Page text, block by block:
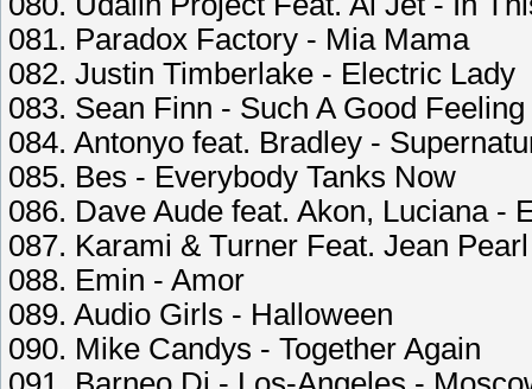
081. Paradox Factory - Mia Mama
082. Justin Timberlake - Electric Lady
083. Sean Finn - Such A Good
084. Antonyo feat. Bradley -
085. Bes - Everybody Tanks Now
086. Dave Aude feat. Akon, Luciana -
087. Karami & Turner Feat. Jean
088. Emin - Amor
089. Audio Girls - Halloween
090. Mike Candys - Together Again